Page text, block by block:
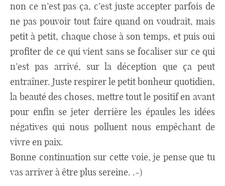
non ce n’est pas ça, c’est juste accepter parfois de
ne pas pouvoir tout faire quand on voudrait, mais
petit à petit, chaque chose à son temps, et puis oui
profiter de ce qui vient sans se focaliser sur ce qui
n’est pas arrivé, sur la déception que ça peut
entraîner. Juste respirer le petit bonheur quotidien,
la beauté des choses, mettre tout le positif en avant
pour enfin se jeter derrière les épaules les idées
négatives qui nous polluent nous empêchant de
vivre en paix.
Bonne continuation sur cette voie, je pense que tu
vas arriver à être plus sereine. .-)